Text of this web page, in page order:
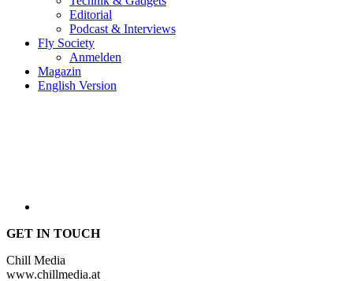
Editorial
Podcast & Interviews
Fly Society
Anmelden
Magazin
English Version
GET IN TOUCH
Chill Media
www.chillmedia.at